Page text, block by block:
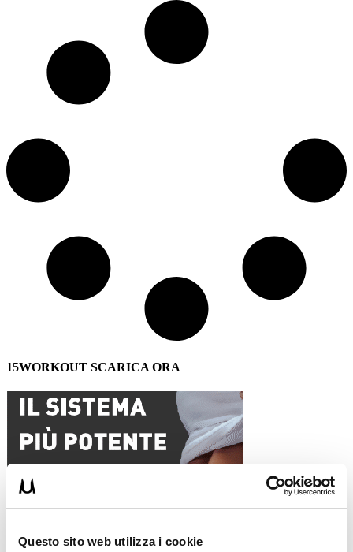
Questo sito web utilizza i cookie
15WORKOUT SCARICA ORA